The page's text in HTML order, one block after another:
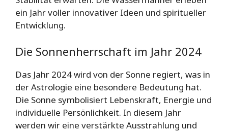
ein Jahr voller innovativer Ideen und spiritueller
Entwicklung.
Die Sonnenherrschaft im Jahr 2024
Das Jahr 2024 wird von der Sonne regiert, was in
der Astrologie eine besondere Bedeutung hat.
Die Sonne symbolisiert Lebenskraft, Energie und
individuelle Persönlichkeit. In diesem Jahr
werden wir eine verstärkte Ausstrahlung und